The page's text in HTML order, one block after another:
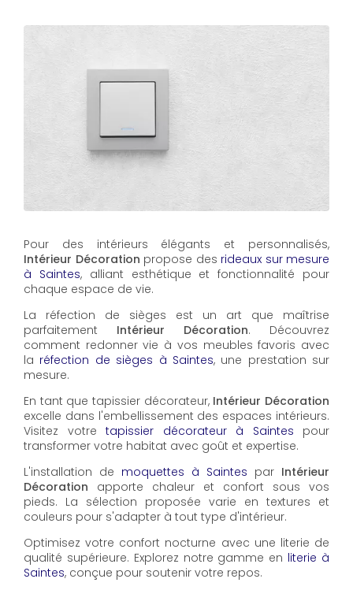
Pour des intérieurs élégants et personnalisés,
Intérieur Décoration propose des rideaux sur mesure
à Saintes, alliant esthétique et fonctionnalité pour
chaque espace de vie.
La réfection de sièges est un art que maîtrise
parfaitement Intérieur Décoration. Découvrez
comment redonner vie à vos meubles favoris avec
la réfection de sièges à Saintes, une prestation sur
mesure.
En tant que tapissier décorateur, Intérieur Décoration
excelle dans l'embellissement des espaces intérieurs.
Visitez votre tapissier décorateur à Saintes pour
transformer votre habitat avec goût et expertise.
L'installation de moquettes à Saintes par Intérieur
Décoration apporte chaleur et confort sous vos
pieds. La sélection proposée varie en textures et
couleurs pour s'adapter à tout type d'intérieur.
Optimisez votre confort nocturne avec une literie de
qualité supérieure. Explorez notre gamme en literie à
Saintes, conçue pour soutenir votre repos.